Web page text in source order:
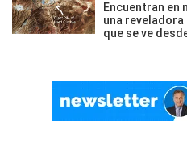
Encuentran en
una
que se ve